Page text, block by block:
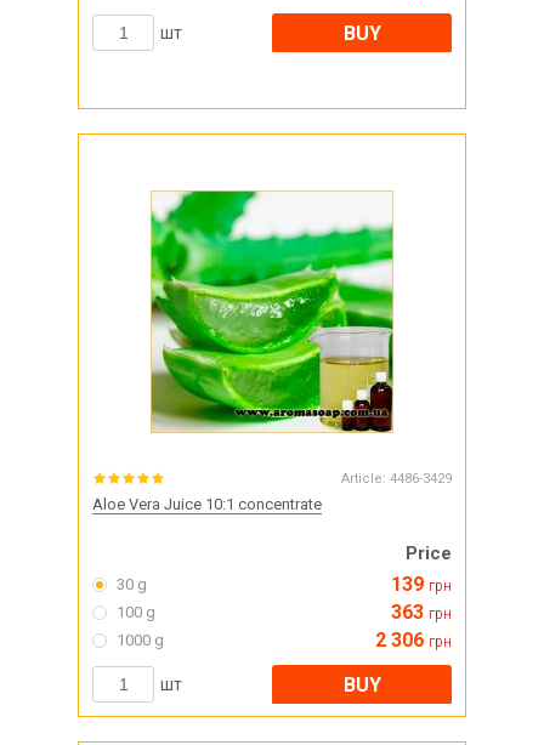
шт BUY
Article: 4486-3429
Aloe Vera Juice 10:1 concentrate
Price
30 g 139 грн
100 g 363 грн
1000 g 2 306 грн
шт BUY